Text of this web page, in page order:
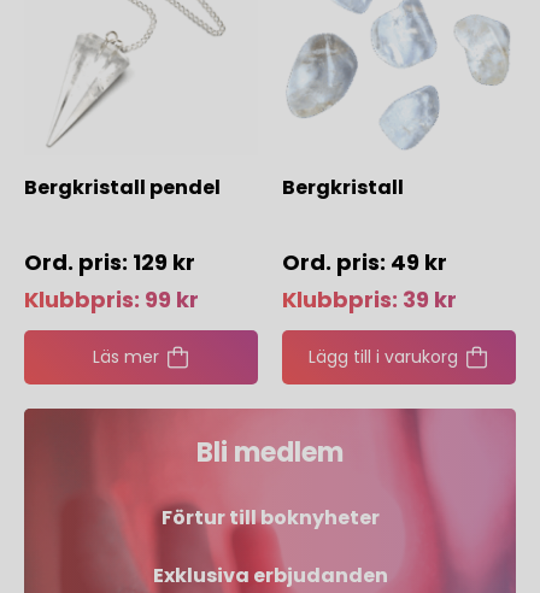
Bergkristall pendel
129 kr
Klubbpris: 99 kr
Läs mer
Bergkristall
49 kr
Klubbpris: 39 kr
Lägg till i varukorg
Bli medlem
Förtur till boknyheter
Exklusiva erbjudanden